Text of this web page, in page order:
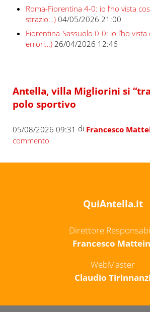
Roma-Fiorentina 4-0: io l’ho vista
strazio…) 04/05/2026 21:00
Fiorentina-Sassuolo 0-0: io l’ho vista
errori…) 26/04/2026 12:46
Antella, villa Migliorini si
polo sportivo
05/08/2026 09:31 di Francesco
commento
QuiAntella.it
Direttore
Francesco
WebMaster
Claudio Tirinnanzi